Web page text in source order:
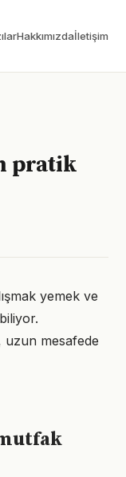
Hakkımızdaİletişim
pratik
yemek ve
mesafede